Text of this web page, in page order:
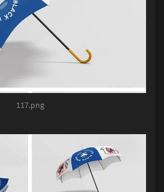
117.png